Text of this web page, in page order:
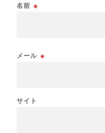
名前 ※
メール ※
サイト